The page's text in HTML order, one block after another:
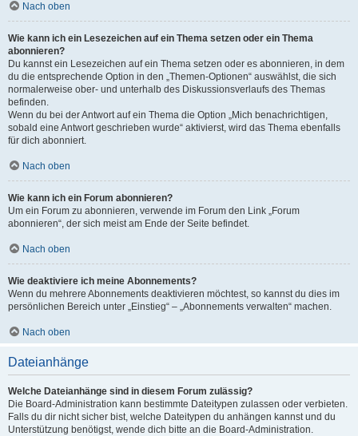
Nach oben
Wie kann ich ein Lesezeichen auf ein Thema setzen oder ein Thema
abonnieren?
Du kannst ein Lesezeichen auf ein Thema setzen oder es abonnieren, in dem
du die entsprechende Option in den „Themen-Optionen“ auswählst, die sich
normalerweise ober- und unterhalb des Diskussionsverlaufs des Themas
befinden.
Wenn du bei der Antwort auf ein Thema die Option „Mich benachrichtigen,
sobald eine Antwort geschrieben wurde“ aktivierst, wird das Thema ebenfalls
für dich abonniert.
Nach oben
Wie kann ich ein Forum abonnieren?
Um ein Forum zu abonnieren, verwende im Forum den Link „Forum
abonnieren“, der sich meist am Ende der Seite befindet.
Nach oben
Wie deaktiviere ich meine Abonnements?
Wenn du mehrere Abonnements deaktivieren möchtest, so kannst du dies im
persönlichen Bereich unter „Einstieg“ – „Abonnements verwalten“ machen.
Nach oben
Dateianhänge
Welche Dateianhänge sind in diesem Forum zulässig?
Die Board-Administration kann bestimmte Dateitypen zulassen oder verbieten.
Falls du dir nicht sicher bist, welche Dateitypen du anhängen kannst und du
Unterstützung benötigst, wende dich bitte an die Board-Administration.